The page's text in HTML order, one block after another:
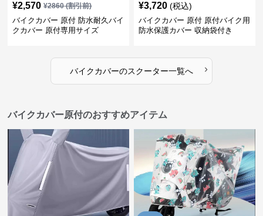
¥2,570 ¥2860(割引前)
バイクカバー 原付 防水耐久バイ
クカバー 原付専用サイズ
¥3,720 (税込)
バイクカバー 原付 原付バイク用
防水保護カバー 収納袋付き
バイクカバーのスクーター一覧へ ›
バイクカバー原付のおすすめアイテム